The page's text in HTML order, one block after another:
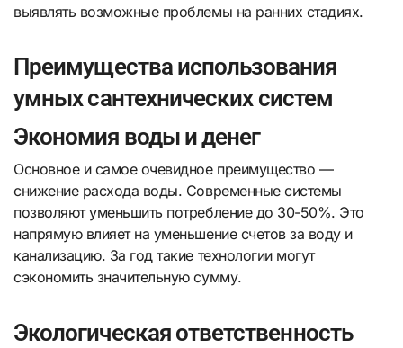
выявлять возможные проблемы на ранних стадиях.
Преимущества использования
умных сантехнических систем
Экономия воды и денег
Основное и самое очевидное преимущество —
снижение расхода воды. Современные системы
позволяют уменьшить потребление до 30-50%. Это
напрямую влияет на уменьшение счетов за воду и
канализацию. За год такие технологии могут
сэкономить значительную сумму.
Экологическая ответственность